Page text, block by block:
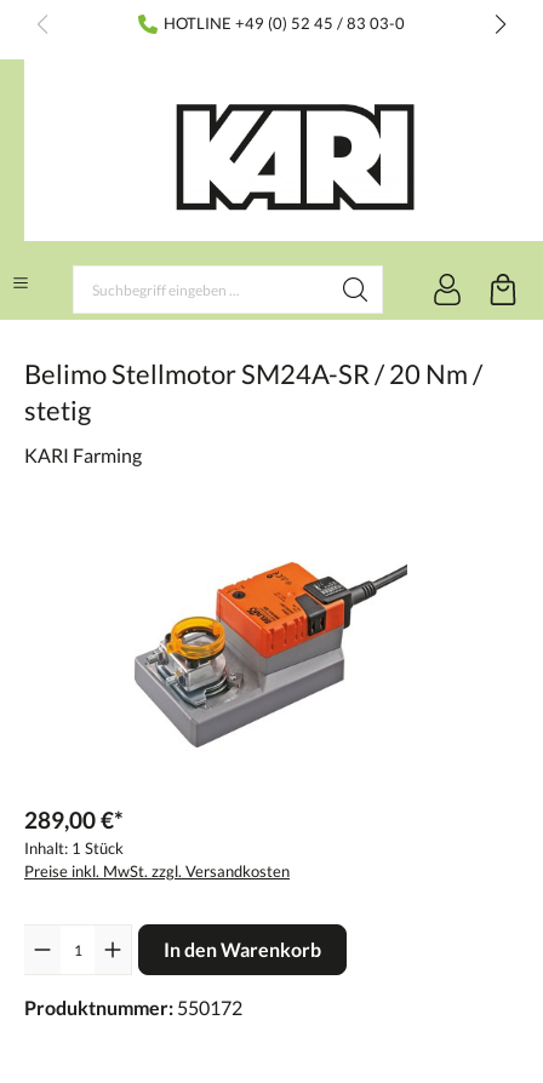
springen HOTLINE +49 (0) 52 45 / 83 03-0
Belimo Stellmotor SM24A-SR / 20 Nm /
stetig
KARI Farming
289,00 €*
Inhalt: 1 Stück
Preise inkl. MwSt. zzgl. Versandkosten
In den Warenkorb
Produktnummer: 550172